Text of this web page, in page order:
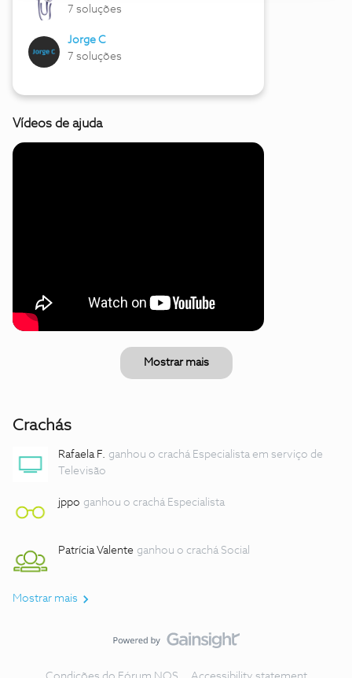
7 soluções
Jorge C
7 soluções
Vídeos de ajuda
Mostrar mais
Crachás
Rafaela F. ganhou o crachá Especialista em serviço de
Televisão
jppo ganhou o crachá Especialista
Patrícia Valente ganhou o crachá Social
Mostrar mais